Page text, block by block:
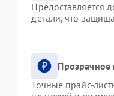
Предоставляется
детали, что
Прозрачное
Точные прайс-